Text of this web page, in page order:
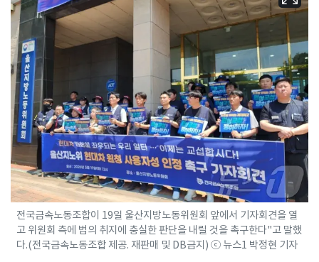
전국금속노동조합이 19일 울산지방노동위원회 앞에서 기자회견을 열
고 위원회 측에 법의 취지에 충실한 판단을 내릴 것을 촉구한다"고 말했
다.(전국금속노동조합 제공. 재판매 및 DB금지) ⓒ 뉴스1 박정현 기자